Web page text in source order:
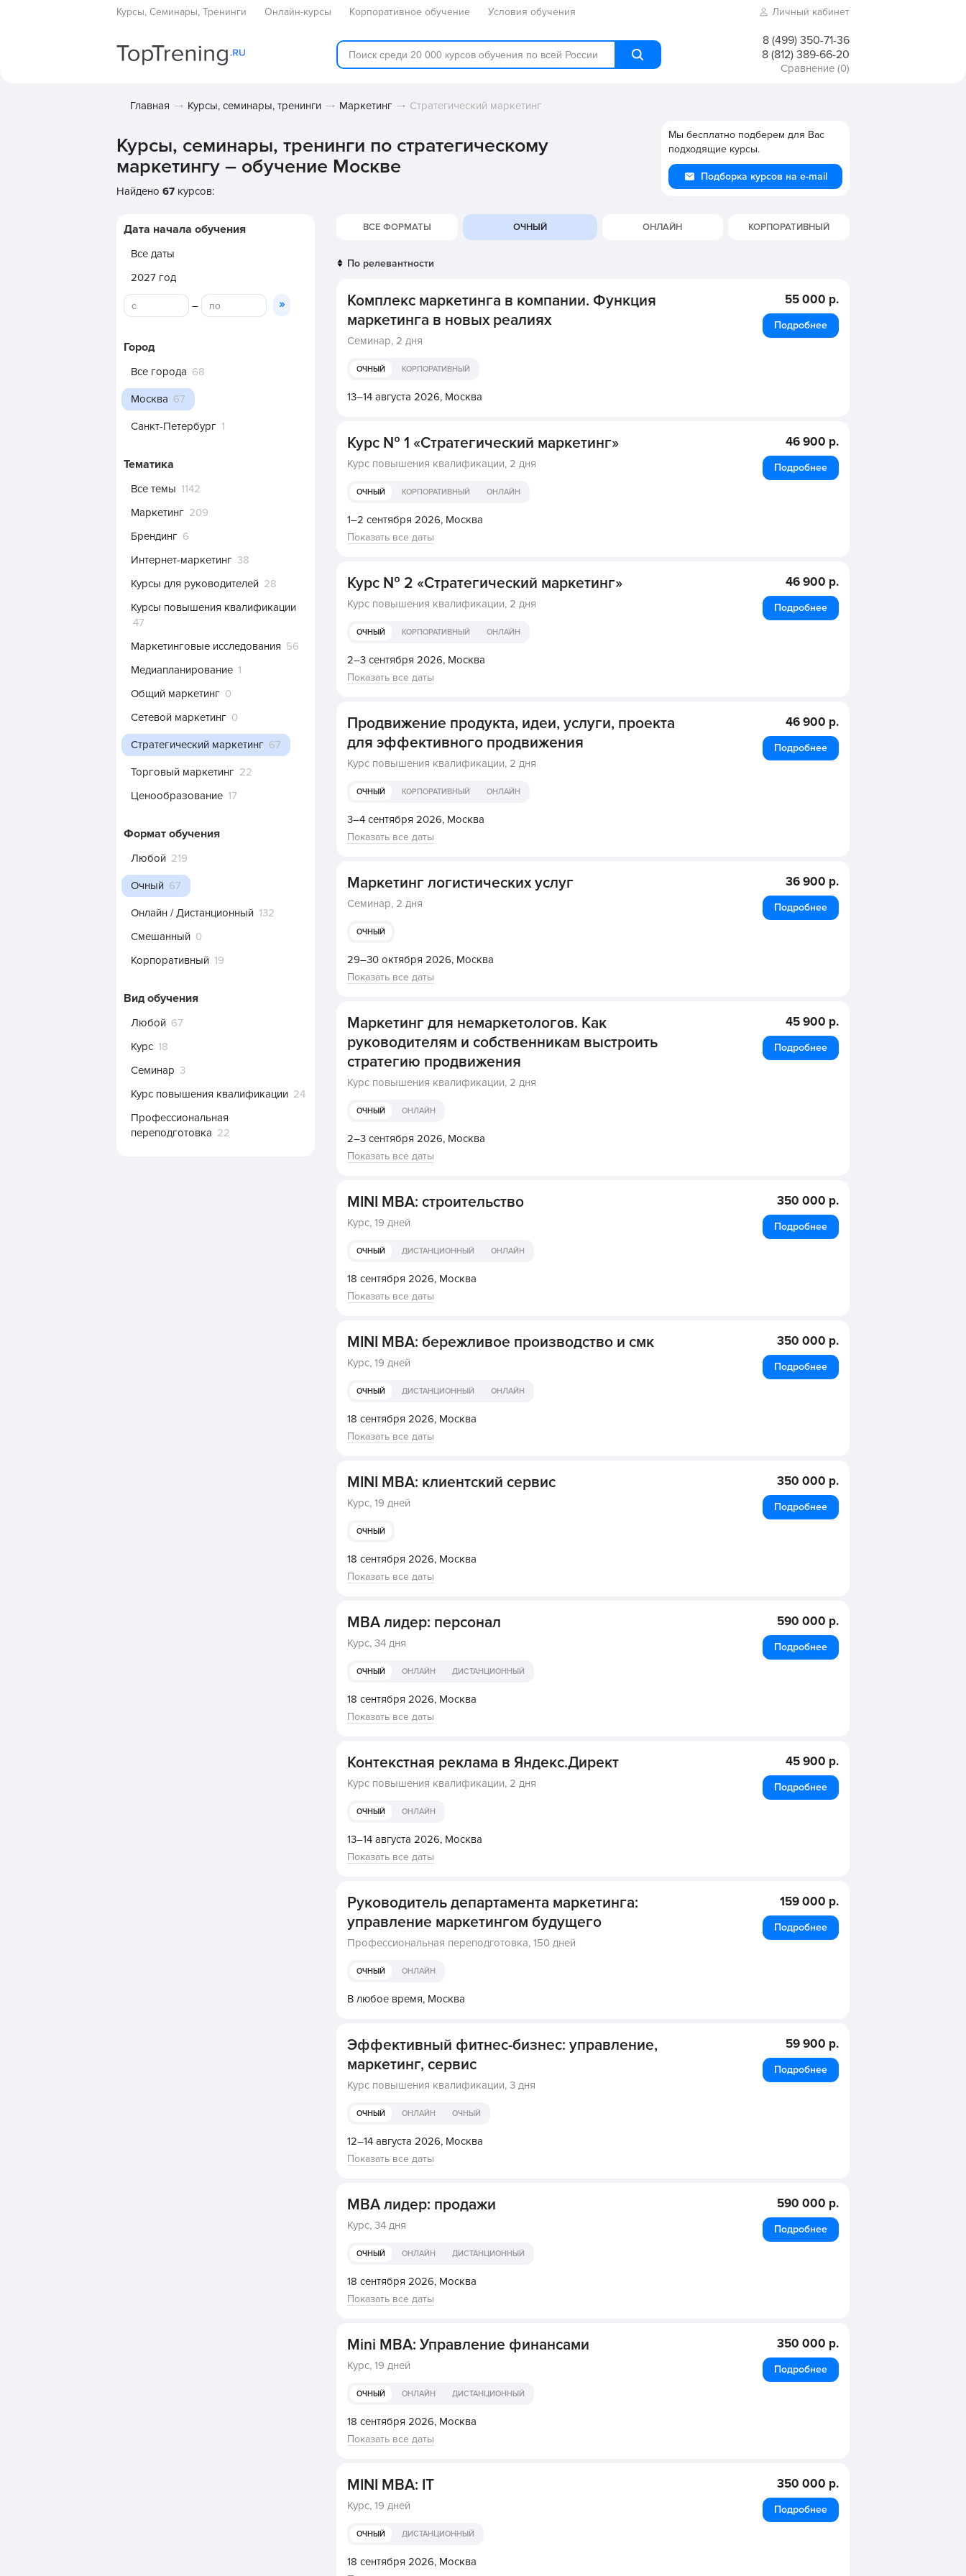
Курсы, Семинары, Тренинги Онлайн-курсы Корпоративное обучение Условия обучения Личный кабинет
8 (499) 350-71-36
8 (812) 389-66-20
Сравнение (0)
Главная Курсы, семинары, тренинги Маркетинг Стратегический маркетинг
Мы бесплатно подберем для Вас
подходящие курсы.
Подборка курсов на e-mail
Курсы, семинары, тренинги по стратегическому
маркетингу – обучение Москве
Найдено 67 курсов:
Дата начала обучения
Все даты
2027 год
– »
Город
Все города 68
Москва 67
Санкт-Петербург 1
Тематика
Все темы 1142
Маркетинг 209
Брендинг 6
Интернет-маркетинг 38
Курсы для руководителей 28
Курсы повышения квалификации
47
Маркетинговые исследования 56
Медиапланирование 1
Общий маркетинг 0
Сетевой маркетинг 0
Стратегический маркетинг 67
Торговый маркетинг 22
Ценообразование 17
Формат обучения
Любой 219
Очный 67
Онлайн / Дистанционный 132
Смешанный 0
Корпоративный 19
Вид обучения
Любой 67
Курс 18
Семинар 3
Курс повышения квалификации 24
Профессиональная
переподготовка 22
ВСЕ ФОРМАТЫ ОЧНЫЙ ОНЛАЙН КОРПОРАТИВНЫЙ
Комплекс маркетинга в компании. Функция
маркетинга в новых реалиях
Семинар,2 дня
ОЧНЫЙ КОРПОРАТИВНЫЙ
13–14 августа 2026, Москва
55 000 р.
Подробнее
Курс № 1 «Стратегический маркетинг»
Курс повышения квалификации,2 дня
ОЧНЫЙ КОРПОРАТИВНЫЙ ОНЛАЙН
1–2 сентября 2026, Москва
Показать все даты
46 900 р.
Подробнее
Курс № 2 «Стратегический маркетинг»
Курс повышения квалификации,2 дня
ОЧНЫЙ КОРПОРАТИВНЫЙ ОНЛАЙН
2–3 сентября 2026, Москва
Показать все даты
46 900 р.
Подробнее
Продвижение продукта, идеи, услуги, проекта
для эффективного продвижения
Курс повышения квалификации,2 дня
ОЧНЫЙ КОРПОРАТИВНЫЙ ОНЛАЙН
3–4 сентября 2026, Москва
Показать все даты
46 900 р.
Подробнее
Маркетинг логистических услуг
Семинар,2 дня
ОЧНЫЙ
29–30 октября 2026, Москва
Показать все даты
36 900 р.
Подробнее
Маркетинг для немаркетологов. Как
руководителям и собственникам выстроить
стратегию продвижения
Курс повышения квалификации,2 дня
ОЧНЫЙ ОНЛАЙН
2–3 сентября 2026, Москва
Показать все даты
45 900 р.
Подробнее
MINI MBA: строительство
Курс,19 дней
ОЧНЫЙ ДИСТАНЦИОННЫЙ ОНЛАЙН
18 сентября 2026, Москва
Показать все даты
350 000 р.
Подробнее
MINI MBA: бережливое производство и смк
Курс,19 дней
ОЧНЫЙ ДИСТАНЦИОННЫЙ ОНЛАЙН
18 сентября 2026, Москва
Показать все даты
350 000 р.
Подробнее
MINI MBA: клиентский сервис
Курс,19 дней
ОЧНЫЙ
18 сентября 2026, Москва
Показать все даты
350 000 р.
Подробнее
MBA лидер: персонал
Курс,34 дня
ОЧНЫЙ ОНЛАЙН ДИСТАНЦИОННЫЙ
18 сентября 2026, Москва
Показать все даты
590 000 р.
Подробнее
Контекстная реклама в Яндекс.Директ
Курс повышения квалификации,2 дня
ОЧНЫЙ ОНЛАЙН
13–14 августа 2026, Москва
Показать все даты
45 900 р.
Подробнее
Руководитель департамента маркетинга:
управление маркетингом будущего
Профессиональная переподготовка,150 дней
ОЧНЫЙ ОНЛАЙН
В любое время, Москва
159 000 р.
Подробнее
Эффективный фитнес-бизнес: управление,
маркетинг, сервис
Курс повышения квалификации,3 дня
ОЧНЫЙ ОНЛАЙН ОЧНЫЙ
12–14 августа 2026, Москва
Показать все даты
59 900 р.
Подробнее
MBA лидер: продажи
Курс,34 дня
ОЧНЫЙ ОНЛАЙН ДИСТАНЦИОННЫЙ
18 сентября 2026, Москва
Показать все даты
590 000 р.
Подробнее
Mini MBA: Управление финансами
Курс,19 дней
ОЧНЫЙ ОНЛАЙН ДИСТАНЦИОННЫЙ
18 сентября 2026, Москва
Показать все даты
350 000 р.
Подробнее
MINI MBA: IT
Курс,19 дней
ОЧНЫЙ ДИСТАНЦИОННЫЙ
18 сентября 2026, Москва
350 000 р.
Подробнее